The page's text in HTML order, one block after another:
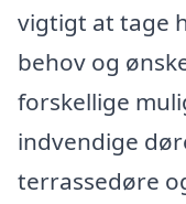
vigtigt at tage
behov og
forskellige
indvendige
terrassedøre